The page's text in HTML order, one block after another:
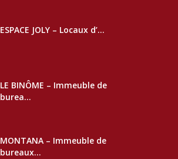
ESPACE JOLY – Locaux d’...
LE BINÔME – Immeuble de
burea...
MONTANA – Immeuble de
bureaux...